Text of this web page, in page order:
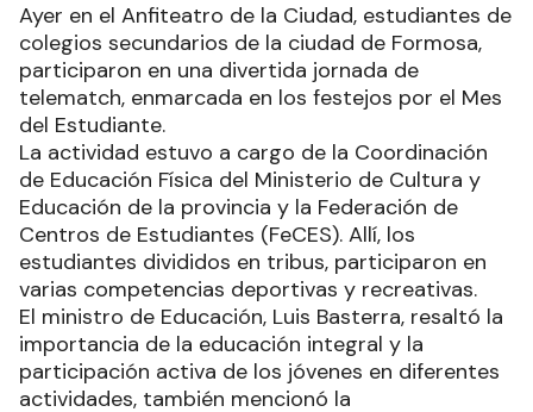
Ayer en el Anfiteatro de la Ciudad, estudiantes de
colegios secundarios de la ciudad de Formosa,
participaron en una divertida jornada de
telematch, enmarcada en los festejos por el Mes
del Estudiante.
La actividad estuvo a cargo de la Coordinación
de Educación Física del Ministerio de Cultura y
Educación de la provincia y la Federación de
Centros de Estudiantes (FeCES). Allí, los
estudiantes divididos en tribus, participaron en
varias competencias deportivas y recreativas.
El ministro de Educación, Luis Basterra, resaltó la
importancia de la educación integral y la
participación activa de los jóvenes en diferentes
actividades, también mencionó la